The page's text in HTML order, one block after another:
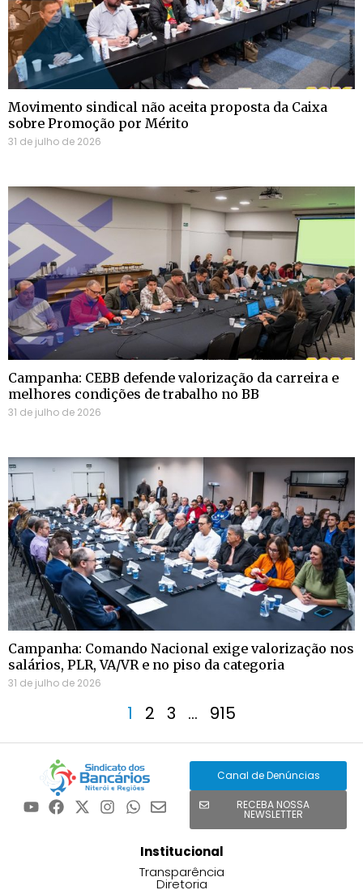
Movimento sindical não aceita proposta da Caixa
sobre Promoção por Mérito
31 de julho de 2026
Campanha: CEBB defende valorização da carreira e
melhores condições de trabalho no BB
31 de julho de 2026
Campanha: Comando Nacional exige valorização nos
salários, PLR, VA/VR e no piso da categoria
31 de julho de 2026
1 2 3 … 915
Canal de Denúncias
RECEBA NOSSA
NEWSLETTER
Institucional
Transparência
Diretoria